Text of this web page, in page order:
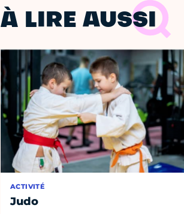
À LIRE AUSSI
ACTIVITÉ
Judo